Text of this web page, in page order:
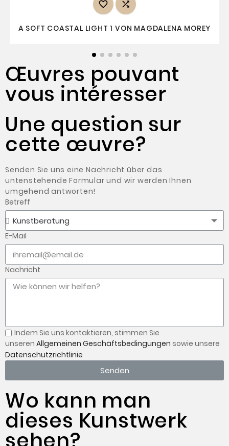
 
A SOFT COASTAL LIGHT 1 VON MAGDALENA MOREY
Œuvres pouvant
vous intéresser
Une question sur
cette œuvre?
Senden Sie uns eine Nachricht über das
untenstehende Formular und wir werden Ihnen
umgehend antworten!
Betreff
E-Mail
Nachricht
Indem Sie uns kontaktieren, stimmen Sie
unseren Allgemeinen Geschäftsbedingungen sowie unsere
Datenschutzrichtlinie
Senden
Wo kann man
dieses Kunstwerk